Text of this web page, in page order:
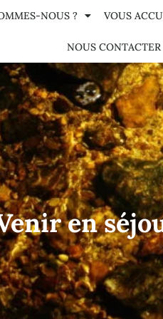
NOUS ? VOUS
NOUS CONTACTER
en